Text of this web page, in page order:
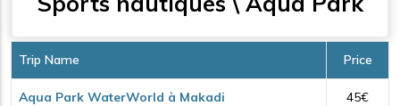
Trip Name Price
Aqua Park WaterWorld à Makadi 45€